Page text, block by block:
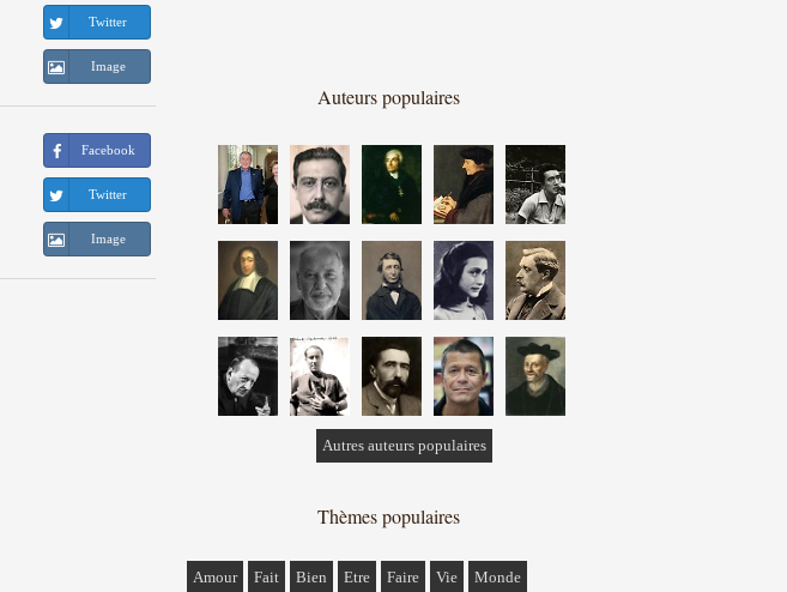
Twitter
Image
Facebook
Twitter
Image
Auteurs populaires
Autres auteurs populaires
Thèmes populaires
Amour Fait Bien Etre Faire Vie Monde